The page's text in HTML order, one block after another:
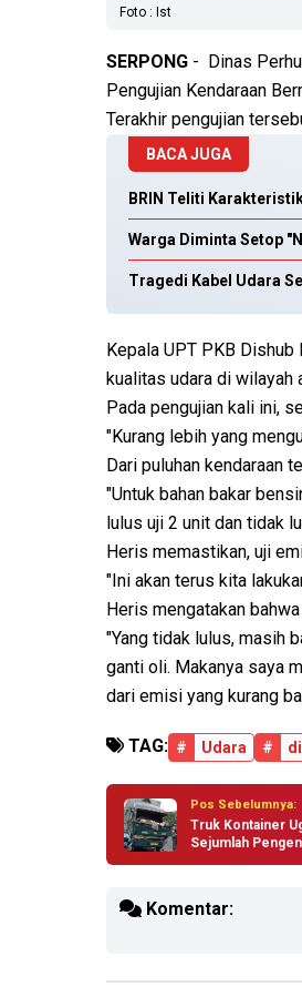
Foto : Ist
SERPONG - Dinas
Pengujian Kendaraan
Terakhir pengujian
BACA JUGA
BRIN Teliti
Warga Diminta Setop
Tragedi Kabel Udara
Kepala UPT PKB
kualitas udara di
Pada pengujian kali ini,
"Kurang lebih yang
Dari puluhan kendaraan
"Untuk bahan bakar
lulus uji 2 unit dan tidak
Heris memastikan, uji
"Ini akan terus kita
Heris mengatakan
"Yang tidak lulus, masih
ganti oli. Makanya saya
dari emisi yang kurang
TAG: # Udara #
Pos Sebelumnya:
Truk Kontainer
Sejumlah
Komentar: